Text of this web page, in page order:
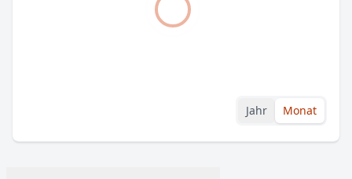
Jahr Monat